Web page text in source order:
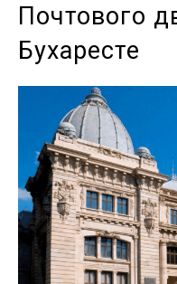
Почтового
Бухаресте